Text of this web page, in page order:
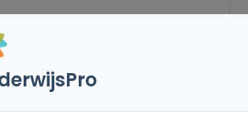
3de graad